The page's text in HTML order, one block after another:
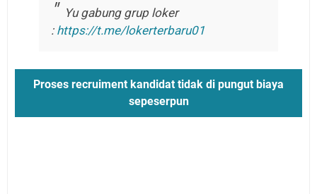
Yu gabung grup loker
: https://t.me/lokerterbaru01
Proses recruiment kandidat tidak di pungut biaya
sepeserpun